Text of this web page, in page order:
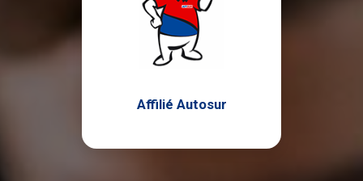
Affilié Autosur